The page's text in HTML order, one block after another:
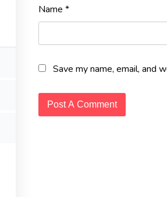
Name *
Save my name, email, and
también somos uno de los únicos